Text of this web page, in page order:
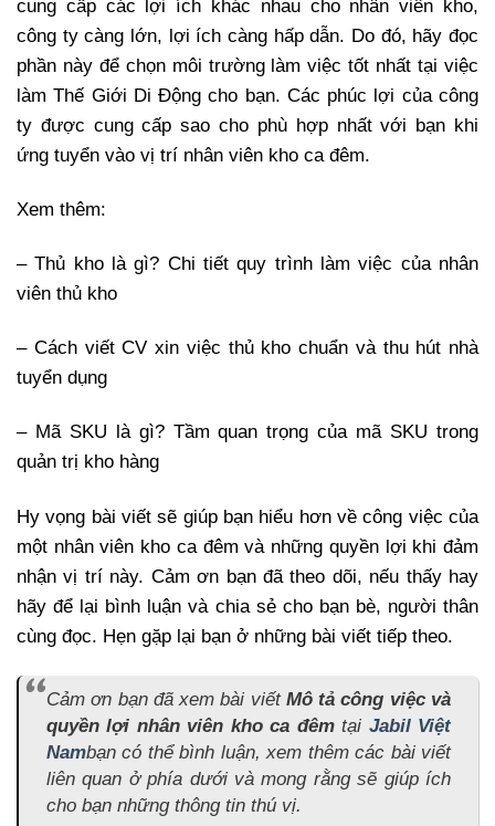
cung cấp các lợi ích khác nhau cho nhân viên kho,
công ty càng lớn, lợi ích càng hấp dẫn. Do đó, hãy đọc
phần này để chọn môi trường làm việc tốt nhất tại việc
làm Thế Giới Di Động cho bạn. Các phúc lợi của công
ty được cung cấp sao cho phù hợp nhất với bạn khi
ứng tuyển vào vị trí nhân viên kho ca đêm.
Xem thêm:
– Thủ kho là gì? Chi tiết quy trình làm việc của nhân
viên thủ kho
– Cách viết CV xin việc thủ kho chuẩn và thu hút nhà
tuyển dụng
– Mã SKU là gì? Tầm quan trọng của mã SKU trong
quản trị kho hàng
Hy vọng bài viết sẽ giúp bạn hiểu hơn về công việc của
một nhân viên kho ca đêm và những quyền lợi khi đảm
nhận vị trí này. Cảm ơn bạn đã theo dõi, nếu thấy hay
hãy để lại bình luận và chia sẻ cho bạn bè, người thân
cùng đọc. Hẹn gặp lại bạn ở những bài viết tiếp theo.
Cảm ơn bạn đã xem bài viết Mô tả công việc và
quyền lợi nhân viên kho ca đêmtại Jabil Việt
Nambạn có thể bình luận, xem thêm các bài viết
liên quan ở phía dưới và mong rằng sẽ giúp ích
cho bạn những thông tin thú vị.